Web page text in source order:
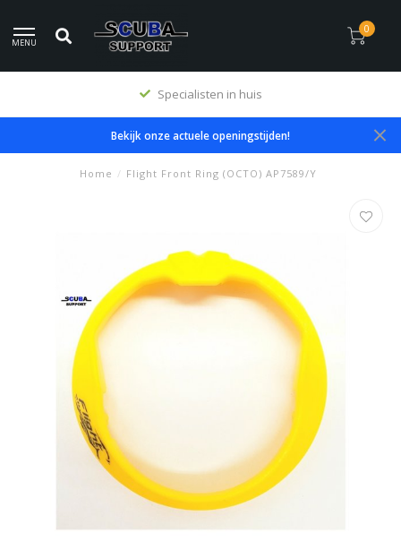
MENU
0
Specialisten in huis
Bekijk onze actuele openingstijden!
Home / Flight Front Ring (OCTO) AP7589/Y